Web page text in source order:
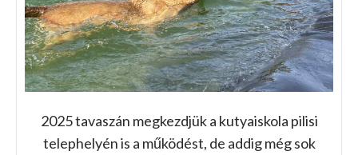
2025 tavaszán megkezdjük a kutyaiskola pilisi
telephelyén is a működést, de addig még sok